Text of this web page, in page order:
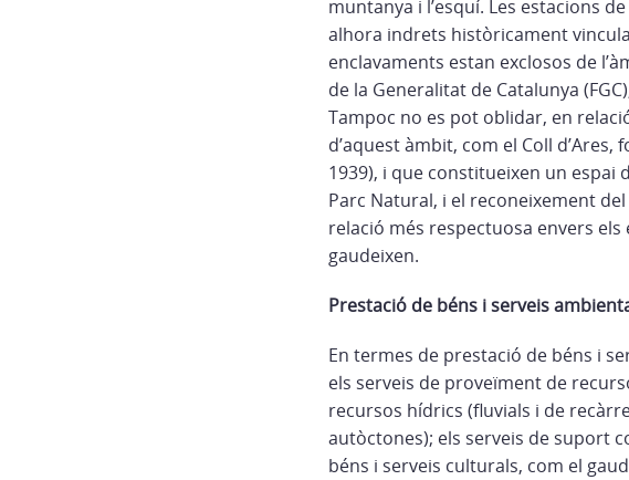
muntanya i l’esquí. Les estacions
alhora indrets històricament
enclavaments estan exclosos de
de la Generalitat de Catalunya
Tampoc no es pot oblidar, en
d’aquest àmbit, com el Coll
1939), i que constitueixen un
Parc Natural, i el reconeixement
relació més respectuosa envers
gaudeixen.
Prestació de béns i serveis
En termes de prestació de béns i
els serveis de proveïment de
recursos hídrics (fluvials i de
autòctones); els serveis de suport
béns i serveis culturals, com el